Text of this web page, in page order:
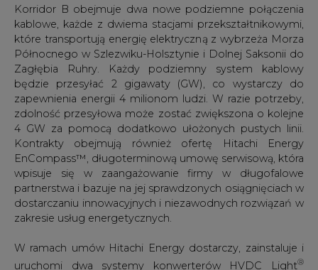
Korridor B obejmuje dwa nowe podziemne połączenia
kablowe, każde z dwiema stacjami przekształtnikowymi,
które transportują energię elektryczną z wybrzeża Morza
Północnego w Szlezwiku-Holsztynie i Dolnej Saksonii do
Zagłębia Ruhry. Każdy podziemny system kablowy
będzie przesyłać 2 gigawaty (GW), co wystarczy do
zapewnienia energii 4 milionom ludzi. W razie potrzeby,
zdolność przesyłowa może zostać zwiększona o kolejne
4 GW za pomocą dodatkowo ułożonych pustych linii.
Kontrakty obejmują również ofertę Hitachi Energy
EnCompass™, długoterminową umowę serwisową, która
wpisuje się w zaangażowanie firmy w długofalowe
partnerstwa i bazuje na jej sprawdzonych osiągnięciach w
dostarczaniu innowacyjnych i niezawodnych rozwiązań w
zakresie usług energetycznych.
W ramach umów Hitachi Energy dostarczy, zainstaluje i
uruchomi dwa systemy konwerterów HVDC Light®